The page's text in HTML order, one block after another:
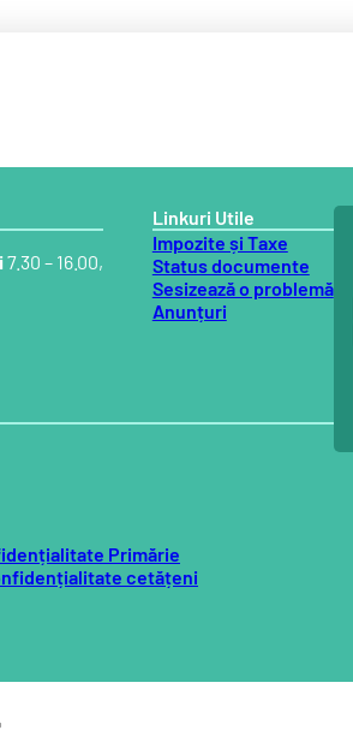
7.30 – 16.00,
Linkuri Utile
Impozite și Taxe
Status documente
Sesizează o problemă
Anunțuri
Primărie
cetățeni